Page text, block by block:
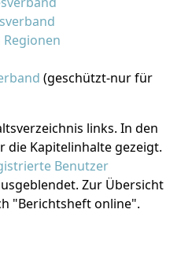
(geschützt-nur für
links. In den
die Kapitelinhalte gezeigt.
Benutzer
Zur Übersicht
"Berichtsheft online".